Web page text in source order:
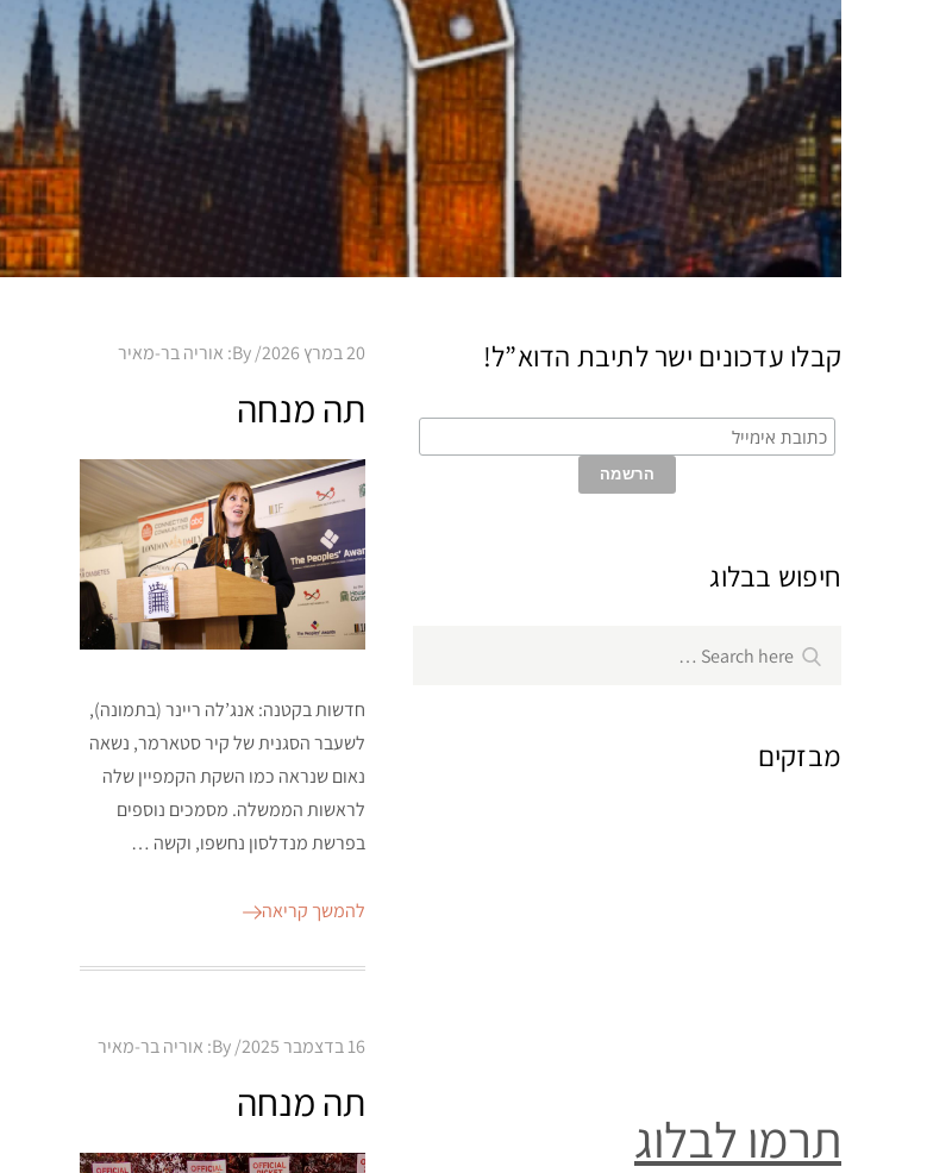
Posted
20 במרץ 2026 By: אוריה בר-מאיר
תה מנחה
חדשות בקטנה: אנג’לה ריינר (בתמונה),
לשעבר הסגנית של קיר סטארמר, נשאה
נאום שנראה כמו השקת הקמפיין שלה
לראשות הממשלה. מסמכים נוספים
בפרשת מנדלסון נחשפו, וקשה …
להמשך קריאה
Posted
16 בדצמבר 2025 By: אוריה בר-מאיר
תה מנחה
קבלו עדכונים ישר לתיבת הדוא”ל!
חיפוש בבלוג
for:
Search
מבזקים
תרמו לבלוג